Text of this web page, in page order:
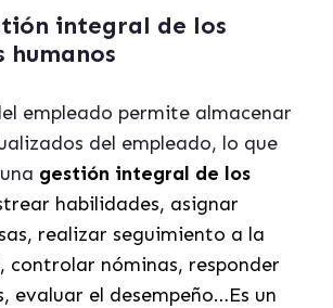
integral de los
humanos
empleado permite almacenar
del empleado, lo que
gestión integral de los
habilidades, asignar
realizar seguimiento a la
controlar nóminas, responder
evaluar el desempeño…Es un